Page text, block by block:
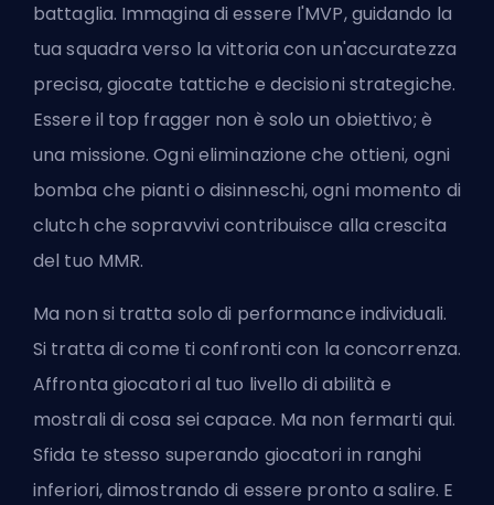
battaglia. Immagina di essere l'MVP, guidando la
tua squadra verso la vittoria con un'accuratezza
precisa, giocate tattiche e decisioni strategiche.
Essere il top fragger non è solo un obiettivo; è
una missione. Ogni eliminazione che ottieni, ogni
bomba che pianti o disinneschi, ogni momento di
clutch che sopravvivi contribuisce alla crescita
del tuo MMR.
Ma non si tratta solo di performance individuali.
Si tratta di come ti confronti con la concorrenza.
Affronta giocatori al tuo livello di abilità e
mostrali di cosa sei capace. Ma non fermarti qui.
Sfida te stesso superando giocatori in ranghi
inferiori, dimostrando di essere pronto a salire. E